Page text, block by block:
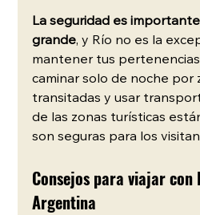
La seguridad es
grande, y Río no es la
mantener tus
caminar solo de noche por
transitadas y usar
de las zonas turísticas
son seguras para los
Consejos para viajar con
Argentina